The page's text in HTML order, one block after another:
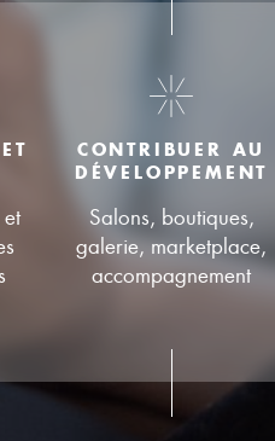
CONTRIBUER AU
DÉVELOPPEMENT
Salons, boutiques,
galerie, marketplace,
accompagnement